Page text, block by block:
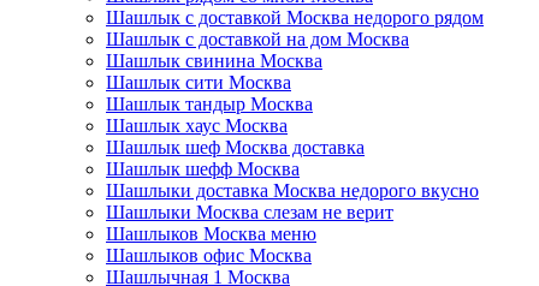
Шашлык с доставкой Москва недорого рядом
Шашлык с доставкой на дом Москва
Шашлык свинина Москва
Шашлык сити Москва
Шашлык тандыр Москва
Шашлык хаус Москва
Шашлык шеф Москва доставка
Шашлык шефф Москва
Шашлыки доставка Москва недорого вкусно
Шашлыки Москва слезам не верит
Шашлыков Москва меню
Шашлыков офис Москва
Шашлычная 1 Москва